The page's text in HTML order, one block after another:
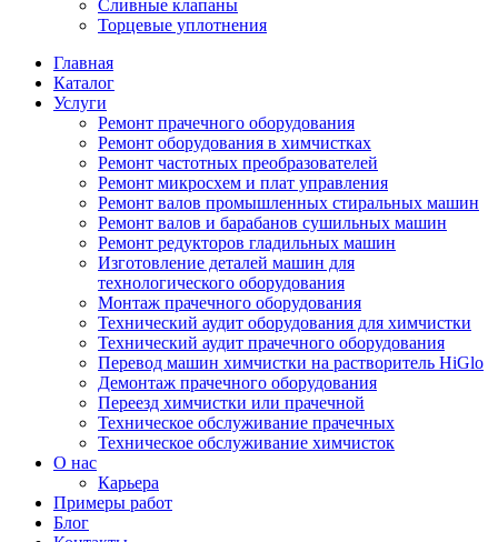
Сливные клапаны
Торцевые уплотнения
Главная
Каталог
Услуги
Ремонт прачечного оборудования
Ремонт оборудования в химчистках
Ремонт частотных преобразователей
Ремонт микросхем и плат управления
Ремонт валов промышленных стиральных машин
Ремонт валов и барабанов сушильных машин
Ремонт редукторов гладильных машин
Изготовление деталей машин для
технологического оборудования
Монтаж прачечного оборудования
Технический аудит оборудования для химчистки
Технический аудит прачечного оборудования
Перевод машин химчистки на растворитель HiGlo
Демонтаж прачечного оборудования
Переезд химчистки или прачечной
Техническое обслуживание прачечных
Техническое обслуживание химчисток
О нас
Карьера
Примеры работ
Блог